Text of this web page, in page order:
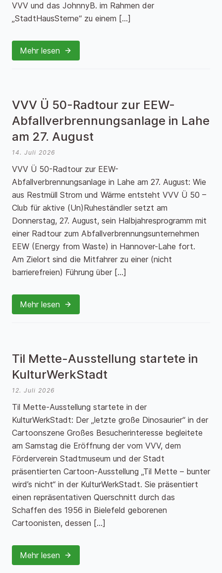
VVV und das JohnnyB. im Rahmen der
„StadtHausSterne“ zu einem […]
Mehr lesen
VVV Ü 50-Radtour zur EEW-
Abfallverbrennungsanlage in Lahe
am 27. August
14. Juli 2026
VVV Ü 50-Radtour zur EEW-
Abfallverbrennungsanlage in Lahe am 27. August: Wie
aus Restmüll Strom und Wärme entsteht VVV Ü 50 –
Club für aktive (Un)Ruheständler setzt am
Donnerstag, 27. August, sein Halbjahresprogramm mit
einer Radtour zum Abfallverbrennungsunternehmen
EEW (Energy from Waste) in Hannover-Lahe fort.
Am Zielort sind die Mitfahrer zu einer (nicht
barrierefreien) Führung über […]
Mehr lesen
Til Mette-Ausstellung startete in
KulturWerkStadt
12. Juli 2026
Til Mette-Ausstellung startete in der
KulturWerkStadt: Der „letzte große Dinosaurier“ in der
Cartoonszene Großes Besucherinteresse begleitete
am Samstag die Eröffnung der vom VVV, dem
Förderverein Stadtmuseum und der Stadt
präsentierten Cartoon-Ausstellung „Til Mette – bunter
wird’s nicht“ in der KulturWerkStadt. Sie präsentiert
einen repräsentativen Querschnitt durch das
Schaffen des 1956 in Bielefeld geborenen
Cartoonisten, dessen […]
Mehr lesen